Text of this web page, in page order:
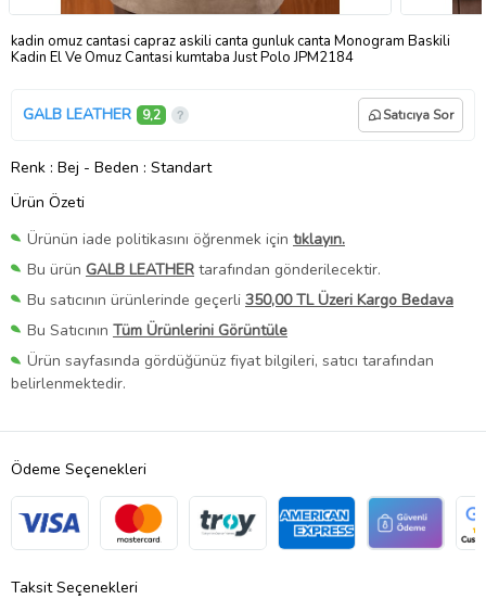
kadin omuz cantasi capraz askili canta gunluk canta Monogram Baskili
Kadin El Ve Omuz Cantasi kumtaba Just Polo JPM2184
GALB LEATHER 9,2 Satıcıya Sor
Renk : Bej - Beden : Standart
Ürün Özeti
Ürünün iade politikasını öğrenmek için tıklayın.
Bu ürün GALB LEATHER tarafından gönderilecektir.
Bu satıcının ürünlerinde geçerli 350,00 TL Üzeri Kargo Bedava
Bu Satıcının Tüm Ürünlerini Görüntüle
Ürün sayfasında gördüğünüz fiyat bilgileri, satıcı tarafından
belirlenmektedir.
Ödeme Seçenekleri
Taksit Seçenekleri